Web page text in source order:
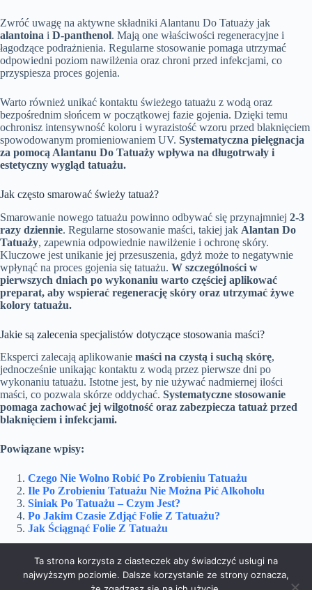
Zwróć uwagę na aktywne składniki Alantanu Do Tatuaży jak
alantoina i D-panthenol. Mają one właściwości regeneracyjne i
łagodzące podrażnienia. Regularne stosowanie pomaga utrzymać
odpowiedni poziom nawilżenia oraz chroni przed infekcjami, co
przyspiesza proces gojenia.
Warto również unikać kontaktu świeżego tatuażu z wodą oraz
bezpośrednim słońcem w początkowej fazie gojenia. Dzięki temu
ochronisz intensywność koloru i wyrazistość wzoru przed blaknięciem
spowodowanym promieniowaniem UV. Systematyczna pielęgnacja
za pomocą Alantanu Do Tatuaży wpływa na długotrwały i
estetyczny wygląd tatuażu.
Jak często smarować świeży tatuaż?
Smarowanie nowego tatuażu powinno odbywać się przynajmniej 2-3
razy dziennie. Regularne stosowanie maści, takiej jak Alantan Do
Tatuaży, zapewnia odpowiednie nawilżenie i ochronę skóry.
Kluczowe jest unikanie jej przesuszenia, gdyż może to negatywnie
wpłynąć na proces gojenia się tatuażu. W szczególności w
pierwszych dniach po wykonaniu warto częściej aplikować
preparat, aby wspierać regenerację skóry oraz utrzymać żywe
kolory tatuażu.
Jakie są zalecenia specjalistów dotyczące stosowania maści?
Eksperci zalecają aplikowanie maści na czystą i suchą skórę,
jednocześnie unikając kontaktu z wodą przez pierwsze dni po
wykonaniu tatuażu. Istotne jest, by nie używać nadmiernej ilości
maści, co pozwala skórze oddychać. Systematyczne stosowanie
pomaga zachować jej wilgotność oraz zabezpiecza tatuaż przed
blaknięciem i infekcjami.
Powiązane wpisy:
Czego Nie Wolno Robić Po Zrobieniu Tatuażu
Ile Po Zrobieniu Tatuażu Nie Można Pić Alkoholu
Siniak Po Tatuażu – Czym Jest?
Po Jakim Czasie Zdjąć Folie Z Tatuażu?
Jak Ściągnąć Folie Z Tatuażu
Sport
Ta strona korzysta z ciasteczek aby świadczyć usługi na
najwyższym poziomie. Dalsze korzystanie ze strony oznacza,